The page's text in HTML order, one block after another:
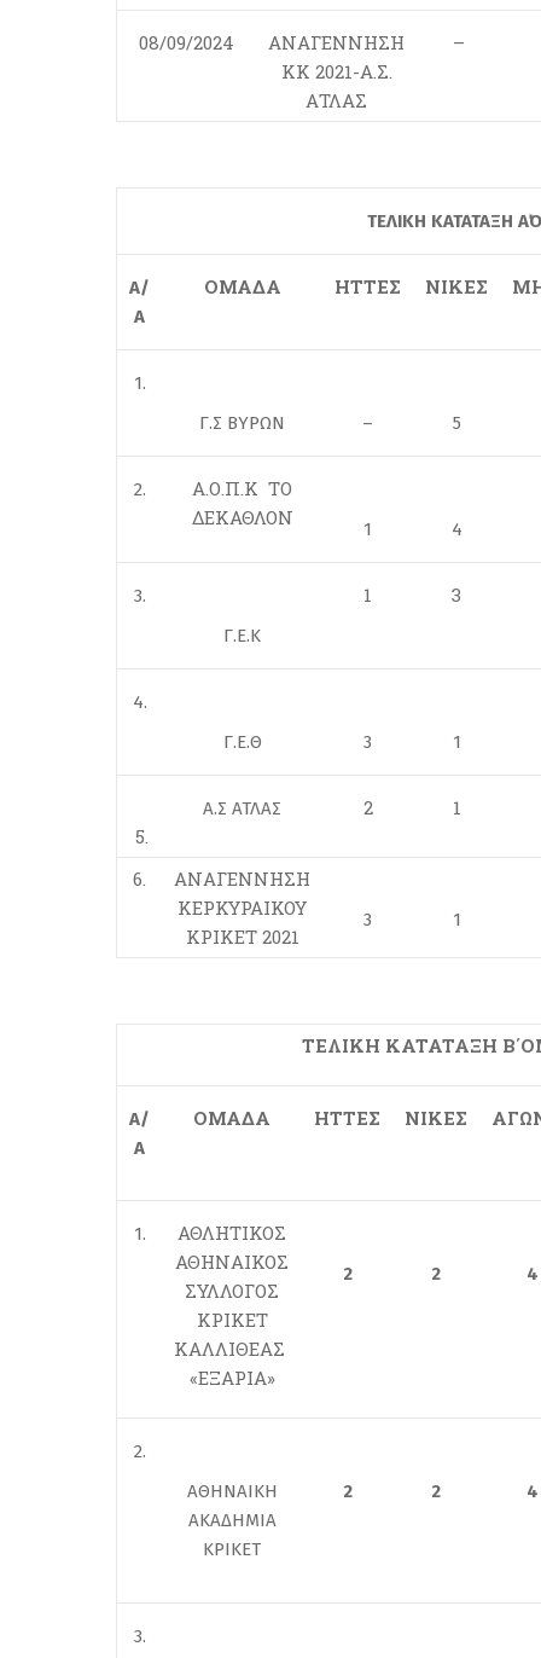
08/09/2024
ΑΝΑΓΕΝΝΗΣΗ
ΚΚ 2021-Α.Σ.
ΑΤΛΑΣ
–
ΤΕΛΙΚΗ KATATAΞΗ
Α/
Α
ΟΜΑΔΑ ΗΤΤΕΣ ΝΙΚΕΣ
1.
Γ.Σ ΒΥΡΩΝ
– 5
2.
Α.Ο.Π.Κ ΤΟ
ΔΕΚΑΘΛΟΝ
1 4
3.
Γ.Ε.Κ
1 3
4.
Γ.Ε.Θ
3 1
5.
Α.Σ ΑΤΛΑΣ 2 1
6.
ΑΝΑΓΕΝΝΗΣΗ
ΚΕΡΚΥΡΑΙΚΟΥ
ΚΡΙΚΕΤ 2021
3 1
ΤΕΛΙΚΗ KATATAΞΗ
Α/
Α
ΟΜΑΔΑ ΗΤΤΕΣ ΝΙΚΕΣ
1.
ΑΘΛΗΤΙΚΟΣ
ΑΘΗΝΑΙΚΟΣ
ΣΥΛΛΟΓΟΣ
ΚΡΙΚΕΤ
ΚΑΛΛΙΘΕΑΣ
«ΕΞΑΡΙΑ»
2 2 4
2.
ΑΘΗΝΑΙΚΗ
ΑΚΑΔΗΜΙΑ
ΚΡΙΚΕΤ
2 2 4
3.